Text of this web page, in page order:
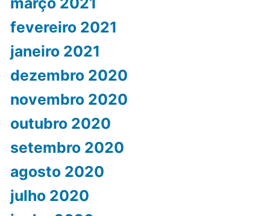
fevereiro 2021
janeiro 2021
dezembro 2020
novembro 2020
outubro 2020
setembro 2020
agosto 2020
julho 2020